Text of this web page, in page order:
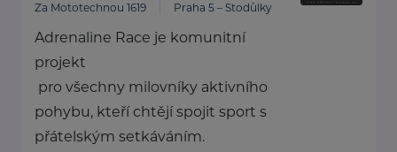
Za Mototechnou 1619 Praha 5 – Stodůlky
Adrenaline Race je komunitní
projekt
pro všechny milovníky aktivního
pohybu, kteří chtějí spojit sport s
přátelským setkáváním.